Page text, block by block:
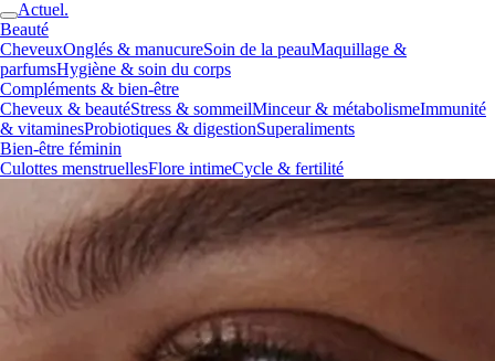
Actuel.
Beauté
CheveuxOnglés & manucureSoin de la peauMaquillage &
parfumsHygiène & soin du corps
Compléments & bien-être
Cheveux & beautéStress & sommeilMinceur & métabolismeImmunité
& vitaminesProbiotiques & digestionSuperaliments
Bien-être féminin
Culottes menstruellesFlore intimeCycle & fertilité